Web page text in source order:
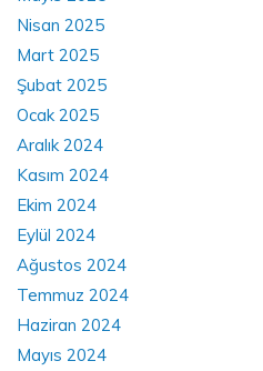
Nisan 2025
Mart 2025
Şubat 2025
Ocak 2025
Aralık 2024
Kasım 2024
Ekim 2024
Eylül 2024
Ağustos 2024
Temmuz 2024
Haziran 2024
Mayıs 2024